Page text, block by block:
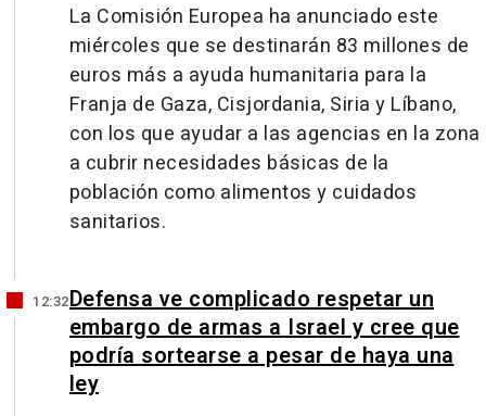
La Comisión Europea ha anunciado este
miércoles que se destinarán 83 millones de
euros más a ayuda humanitaria para la
Franja de Gaza, Cisjordania, Siria y Líbano,
con los que ayudar a las agencias en la zona
a cubrir necesidades básicas de la
población como alimentos y cuidados
sanitarios.
12:32Defensa ve complicado respetar un
embargo de armas a Israel y cree que
podría sortearse a pesar de haya una
ley